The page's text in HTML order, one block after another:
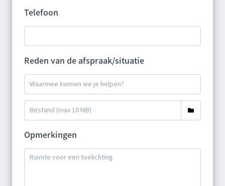
Telefoon
Reden van de afspraak/situatie
Opmerkingen